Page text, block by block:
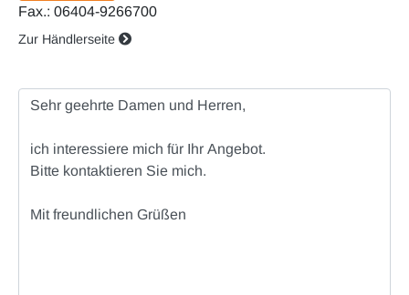
Fax.: 06404-9266700
Zur Händlerseite